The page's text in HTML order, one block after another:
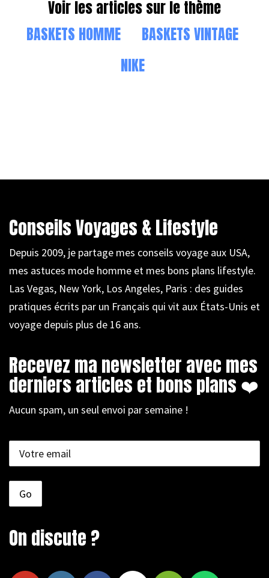
Voir les articles sur le thème
BASKETS HOMME
BASKETS VINTAGE
NIKE
Conseils Voyages & Lifestyle
Depuis 2009, je partage mes conseils voyage aux USA,
mes astuces mode homme et mes bons plans lifestyle.
Las Vegas, New York, Los Angeles, Paris : des guides
pratiques écrits par un Français qui vit aux États-Unis et
voyage depuis plus de 16 ans.
Recevez ma newsletter avec mes
derniers articles et bons plans ❤️
Aucun spam, un seul envoi par semaine !
On discute ?